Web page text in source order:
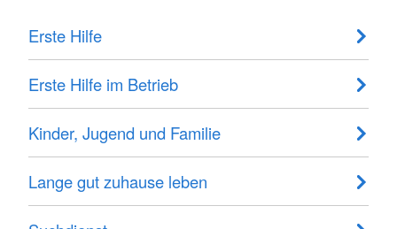
Erste Hilfe
Erste Hilfe im Betrieb
Kinder, Jugend und Familie
Lange gut zuhause leben